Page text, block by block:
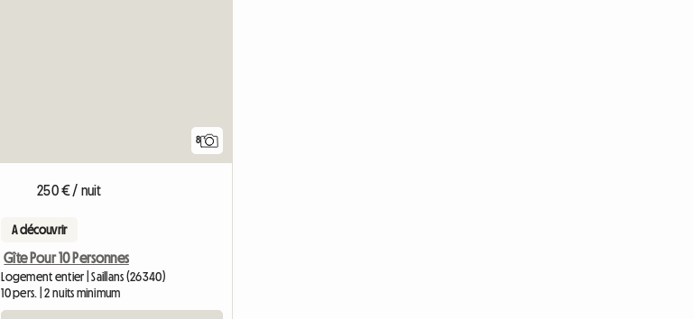
8
250 € / nuit
A découvrir
Gîte Pour 10 Personnes
Logement entier | Saillans (26340)
10 pers. | 2 nuits minimum